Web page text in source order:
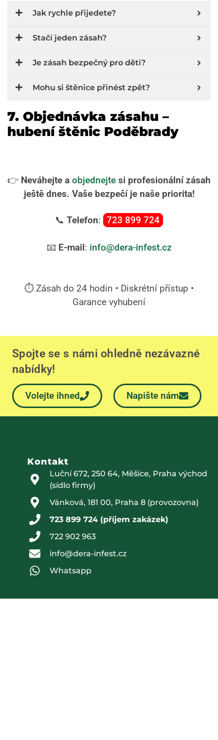
Jak rychle přijedete?
Stačí jeden zásah?
Je zásah bezpečný pro děti?
Mohu si štěnice přinést zpět?
7. Objednávka zásahu –
hubení štěnic Poděbrady
👉 Neváhejte a objednejte si profesionální zásah
ještě dnes. Vaše bezpečí je naše priorita!
📞 Telefon: 723 899 724
📧 E-mail: info@dera-infest.cz
⏱️ Zásah do 24 hodin • Diskrétní přístup •
Garance vyhubení
Spojte se s námi ohledně nezávazné
nabídky!
Volejte ihned Napište nám
Kontakt
Luční 672, 250 64, Měšice, Praha východ
(sídlo firmy)
Vánková, 181 00, Praha 8 (provozovna)
723 899 724 (příjem zakázek)
722 902 963
info@dera-infest.cz
Whatsapp